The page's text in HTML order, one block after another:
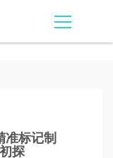
准标记制
探